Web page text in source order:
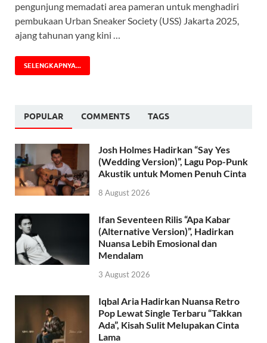
pengunjung memadati area pameran untuk menghadiri
pembukaan Urban Sneaker Society (USS) Jakarta 2025,
ajang tahunan yang kini …
SELENGKAPNYA...
POPULAR COMMENTS TAGS
Josh Holmes Hadirkan “Say Yes
(Wedding Version)”, Lagu Pop-Punk
Akustik untuk Momen Penuh Cinta
8 August 2026
Ifan Seventeen Rilis “Apa Kabar
(Alternative Version)”, Hadirkan
Nuansa Lebih Emosional dan
Mendalam
3 August 2026
Iqbal Aria Hadirkan Nuansa Retro
Pop Lewat Single Terbaru “Takkan
Ada”, Kisah Sulit Melupakan Cinta
Lama